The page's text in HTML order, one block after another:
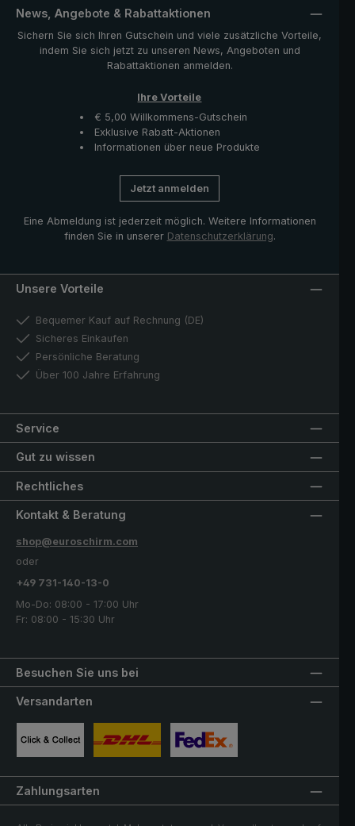
News, Angebote & Rabattaktionen
Sichern Sie sich Ihren Gutschein und viele zusätzliche Vorteile,
indem Sie sich jetzt zu unseren News, Angeboten und
Rabattaktionen anmelden.
Ihre Vorteile
€ 5,00 Willkommens-Gutschein
Exklusive Rabatt-Aktionen
Informationen über neue Produkte
Jetzt anmelden
Eine Abmeldung ist jederzeit möglich. Weitere Informationen
finden Sie in unserer Datenschutzerklärung.
Unsere Vorteile
Bequemer Kauf auf Rechnung (DE)
Sicheres Einkaufen
Persönliche Beratung
Über 100 Jahre Erfahrung
Service
Gut zu wissen
Rechtliches
Besuchen Sie uns bei
Kontakt & Beratung
shop@euroschirm.com
oder
+49 731-140-13-0
Mo-Do: 08:00 - 17:00 Uhr
Fr: 08:00 - 15:30 Uhr
Versandarten
Zahlungsarten